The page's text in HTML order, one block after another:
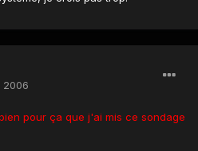
2006
pour ça que j'ai mis ce sondage